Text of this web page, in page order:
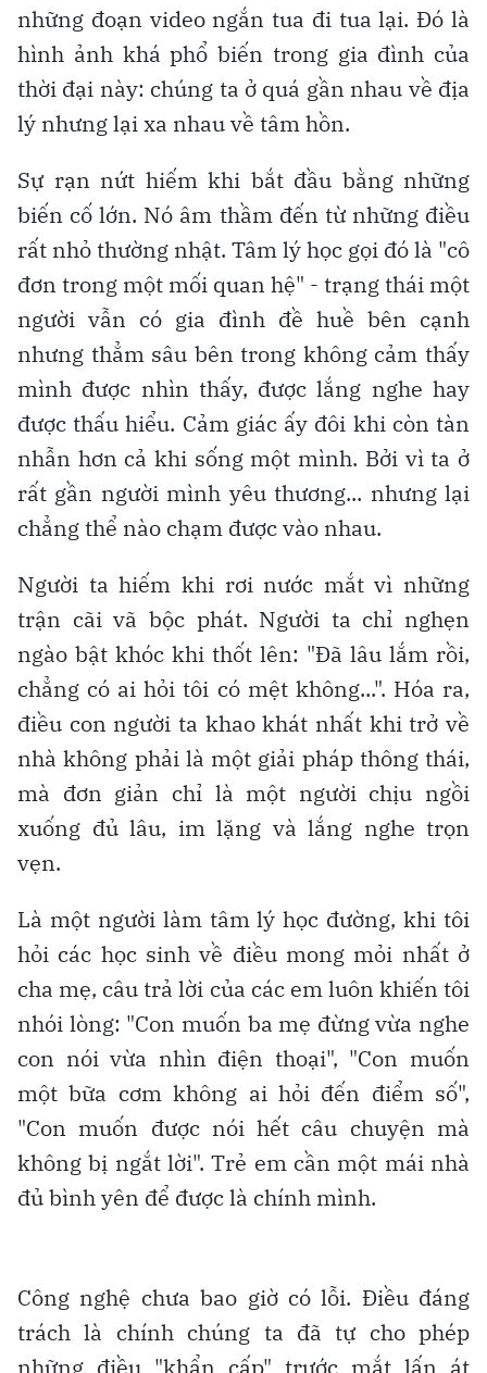
những đoạn video ngắn tua đi tua lại. Đó là
hình ảnh khá phổ biến trong gia đình của
thời đại này: chúng ta ở quá gần nhau về địa
lý nhưng lại xa nhau về tâm hồn.
Sự rạn nứt hiếm khi bắt đầu bằng những
biến cố lớn. Nó âm thầm đến từ những điều
rất nhỏ thường nhật. Tâm lý học gọi đó là "cô
đơn trong một mối quan hệ" - trạng thái một
người vẫn có gia đình đề huề bên cạnh
nhưng thẳm sâu bên trong không cảm thấy
mình được nhìn thấy, được lắng nghe hay
được thấu hiểu. Cảm giác ấy đôi khi còn tàn
nhẫn hơn cả khi sống một mình. Bởi vì ta ở
rất gần người mình yêu thương... nhưng lại
chẳng thể nào chạm được vào nhau.
Người ta hiếm khi rơi nước mắt vì những
trận cãi vã bộc phát. Người ta chỉ nghẹn
ngào bật khóc khi thốt lên: "Đã lâu lắm rồi,
chẳng có ai hỏi tôi có mệt không...". Hóa ra,
điều con người ta khao khát nhất khi trở về
nhà không phải là một giải pháp thông thái,
mà đơn giản chỉ là một người chịu ngồi
xuống đủ lâu, im lặng và lắng nghe trọn
vẹn.
Là một người làm tâm lý học đường, khi tôi
hỏi các học sinh về điều mong mỏi nhất ở
cha mẹ, câu trả lời của các em luôn khiến tôi
nhói lòng: "Con muốn ba mẹ đừng vừa nghe
con nói vừa nhìn điện thoại", "Con muốn
một bữa cơm không ai hỏi đến điểm số",
"Con muốn được nói hết câu chuyện mà
không bị ngắt lời". Trẻ em cần một mái nhà
đủ bình yên để được là chính mình.
Công nghệ chưa bao giờ có lỗi. Điều đáng
trách là chính chúng ta đã tự cho phép
những điều "khẩn cấp" trước mắt lấn át